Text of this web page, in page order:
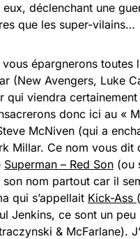
déclenchant une
que les super-vilains…
épargnerons toutes
(New Avengers, Luke
qui viendra
donc ici au «
McNiven (qui a
Millar. Ce nom vous dit
Superman – Red Son (ou
nom partout car il
qui s’appellait Kick-Ass
Jenkins, ce sont un
& McFarlane).